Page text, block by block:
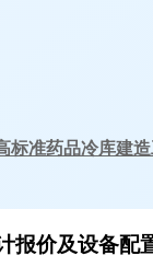
标准药品冷库建
报价及设备配